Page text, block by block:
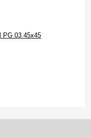
PG 03 45x45